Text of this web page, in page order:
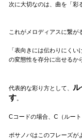
次に大切なのは、曲を「彩
これがメロディアスに繋が
「表向きには伝わりにく
の変態性を存分に出せるか
代表的な彩り方として、
す。
Cコードの場合、C（ルー
ボサノバはこのフレーズが